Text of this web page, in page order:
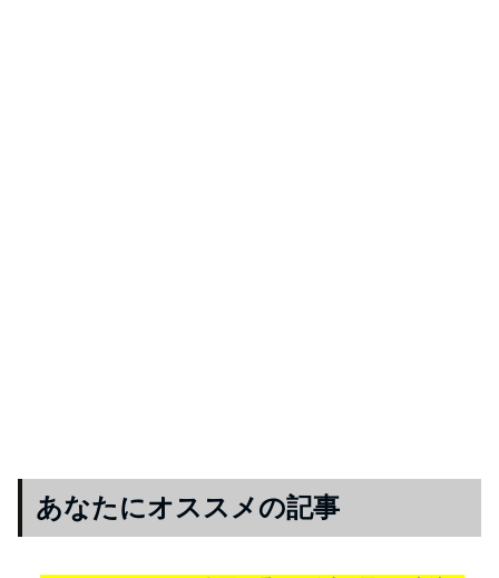
あなたにオススメの記事